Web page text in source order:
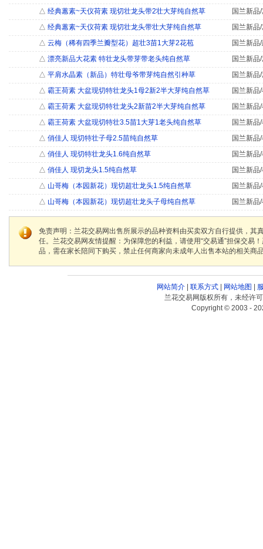
△ 经典蕙素~天仪荷素 现切壮龙头带2壮大芽纯自然草
国兰新品
△ 经典蕙素~天仪荷素 现切壮龙头带壮大芽纯自然草
国兰新品
△ 云梅（稀有四季兰瓣型花）超壮3苗1大芽2花苞
国兰新品
△ 漂亮新品大花素 特壮龙头带芽带老头纯自然草
国兰新品
△ 平肩水晶素（新品）特壮母爷带芽纯自然引种草
国兰新品
△ 霸王荷素 大盆现切特壮龙头1母2新2半大芽纯自然草
国兰新品
△ 霸王荷素 大盆现切特壮龙头2新苗2半大芽纯自然草
国兰新品
△ 霸王荷素 大盆现切特壮3.5苗1大芽1老头纯自然草
国兰新品
△ 俏佳人 现切特壮子母2.5苗纯自然草
国兰新品
△ 俏佳人 现切特壮龙头1.6纯自然草
国兰新品
△ 俏佳人 现切龙头1.5纯自然草
国兰新品
△ 山哥梅（本园新花）现切超壮龙头1.5纯自然草
国兰新品
△ 山哥梅（本园新花）现切超壮龙头子母纯自然草 国兰新品
免责声明：兰花交易网出售所展示的品种资料由买卖双方自行提供，
任。兰花交易网友情提醒：为保障您的利益，请使用“交易通”担保交
品，需在家长陪同下购买，禁止任何商家向未成年人出售本站的相关商
网站简介| 联系方式| 网站地图
兰花交易网版权所有，未经许
Copyright © 2003 -